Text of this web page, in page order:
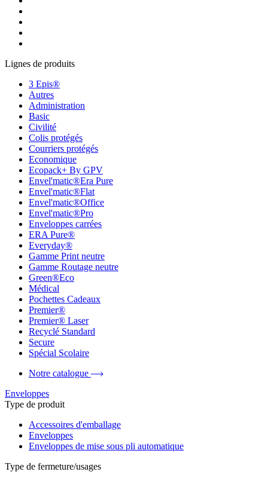
Lignes de produits
3 Epis®
Autres
Administration
Basic
Civilité
Colis protégés
Courriers protégés
Economique
Ecopack+ By GPV
Envel'matic®Era Pure
Envel'matic®Flat
Envel'matic®Office
Envel'matic®Pro
Enveloppes carrées
ERA Pure®
Everyday®
Gamme Print neutre
Gamme Routage neutre
Green®Eco
Médical
Pochettes Cadeaux
Premier®
Premier® Laser
Recyclé Standard
Secure
Spécial Scolaire
Notre catalogue
Enveloppes
Type de produit
Accessoires d'emballage
Enveloppes
Enveloppes de mise sous pli automatique
Type de fermeture/usages